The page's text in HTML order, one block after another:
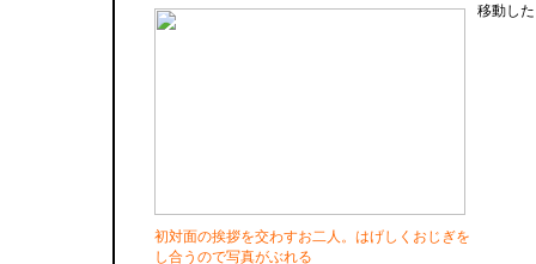
初対面の挨拶を交わすお二人。はげしくおじぎを
し合うので写真がぶれる
移動し